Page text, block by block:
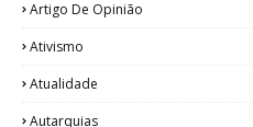
Artigo De Opinião
Ativismo
Atualidade
Autarquias